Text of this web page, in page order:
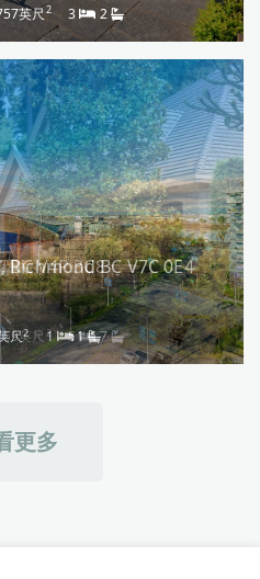
英尺 2 3 2
Richmond BC V7C 0E4
尺2 1 1
更多